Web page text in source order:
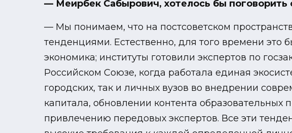
— Меирбек Сабырович, хотелось бы поговорить
— Мы понимаем, что на постсоветском
тенденциями. Естественно, для того времени это
экономика; институты готовили экспертов по
Российском Союзе, когда работала единая
городских, так и личных вузов во внедрении
капитала, обновлении контента
привлечению передовых экспертов. Все эти